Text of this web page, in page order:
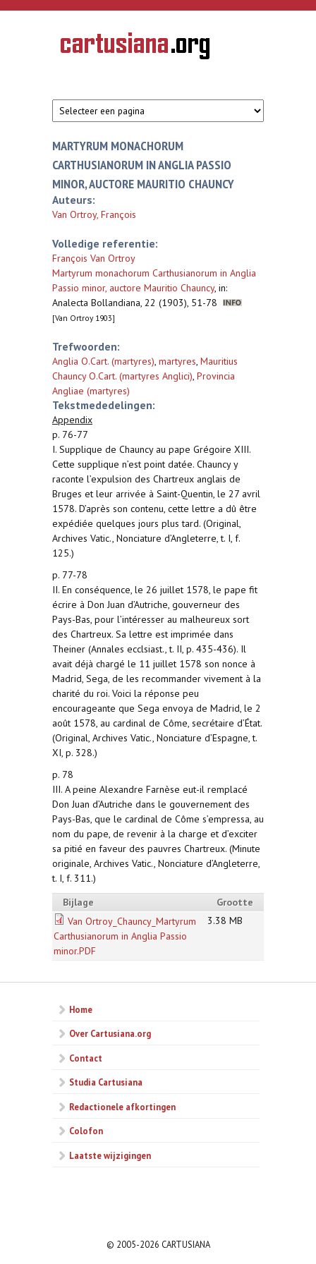
Overslaan en naar de inhoud gaan
CARTUSIANA
Geschiedenis
van de
MARTYRUM MONACHORUM
CARTHUSIANORUM IN ANGLIA PASSIO
MINOR, AUCTORE MAURITIO CHAUNCY
Auteurs:
Van Ortroy, François
Volledige referentie:
François Van Ortroy
Martyrum monachorum Carthusianorum in Anglia
Passio minor, auctore Mauritio Chauncy, in:
Analecta Bollandiana, 22 (1903), 51-78
[Van Ortroy 1903]
Trefwoorden:
Anglia O.Cart. (martyres), martyres, Mauritius
Chauncy O.Cart. (martyres Anglici), Provincia
Angliae (martyres)
Tekstmededelingen:
Appendix
p. 76-77
I. Supplique de Chauncy au pape Grégoire XIII.
Cette supplique n’est point datée. Chauncy y
raconte l’expulsion des Chartreux anglais de
Bruges et leur arrivée à Saint-Quentin, le 27 avril
1578. D’après son contenu, cette lettre a dû être
expédiée quelques jours plus tard. (Original,
Archives Vatic., Nonciature d’Angleterre, t. I, f.
125.)
p. 77-78
II. En conséquence, le 26 juillet 1578, le pape fit
écrire à Don Juan d’Autriche, gouverneur des
Pays-Bas, pour l’intéresser au malheureux sort
des Chartreux. Sa lettre est imprimée dans
Theiner (Annales ecclsiast., t. II, p. 435-436). Il
avait déjà chargé le 11 juillet 1578 son nonce à
Madrid, Sega, de les recommander vivement à la
charité du roi. Voici la réponse peu
encourageante que Sega envoya de Madrid, le 2
août 1578, au cardinal de Côme, secrétaire d’État.
(Original, Archives Vatic., Nonciature d’Espagne, t.
XI, p. 328.)
p. 78
III. A peine Alexandre Farnèse eut-il remplacé
Don Juan d’Autriche dans le gouvernement des
Pays-Bas, que le cardinal de Côme s’empressa, au
nom du pape, de revenir à la charge et d’exciter
sa pitié en faveur des pauvres Chartreux. (Minute
originale, Archives Vatic., Nonciature d’Angleterre,
t. I, f. 311.)
Bijlage
Grootte
Van Ortroy_Chauncy_Martyrum
Carthusianorum in Anglia Passio
minor.PDF
3.38 MB
Home
Over Cartusiana.org
Contact
Studia Cartusiana
Redactionele afkortingen
Colofon
Laatste wijzigingen
© 2005-2026 CARTUSIANA